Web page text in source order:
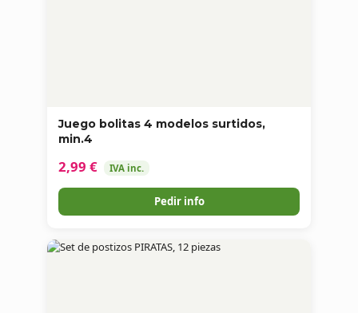
Juego bolitas 4 modelos surtidos,
min.4
2,99 € IVA inc.
Pedir info